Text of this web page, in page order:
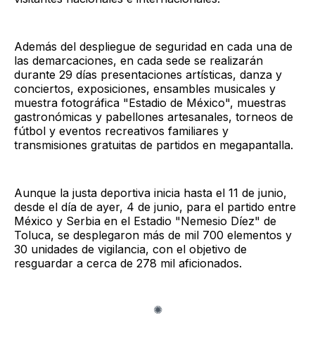
Además del despliegue de seguridad en cada una de
las demarcaciones, en cada sede se realizarán
durante 29 días presentaciones artísticas, danza y
conciertos, exposiciones, ensambles musicales y
muestra fotográfica "Estadio de México", muestras
gastronómicas y pabellones artesanales, torneos de
fútbol y eventos recreativos familiares y
transmisiones gratuitas de partidos en megapantalla.
Aunque la justa deportiva inicia hasta el 11 de junio,
desde el día de ayer, 4 de junio, para el partido entre
México y Serbia en el Estadio "Nemesio Díez" de
Toluca, se desplegaron más de mil 700 elementos y
30 unidades de vigilancia, con el objetivo de
resguardar a cerca de 278 mil aficionados.